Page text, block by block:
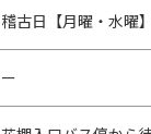
稽古日【月曜・水曜
ー